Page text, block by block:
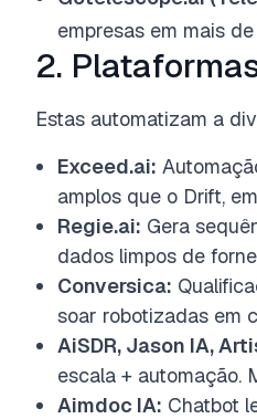
empresas em mais
2.
Estas automatizam a
Exceed.ai:
amplos que o Drift,
Regie.ai: Gera
dados limpos de
Conversica:
soar robotizadas em
AiSDR, Jason IA,
escala + automação.
Aimdoc IA: Chatbot